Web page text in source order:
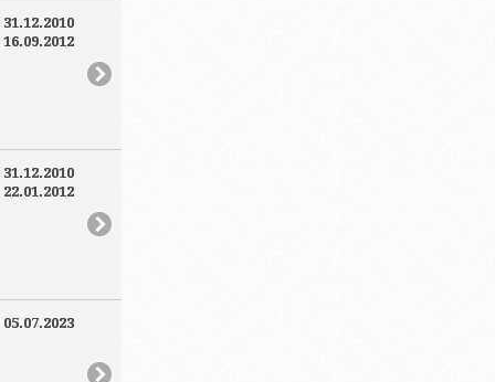
31.12.2010
16.09.2012
31.12.2010
22.01.2012
05.07.2023